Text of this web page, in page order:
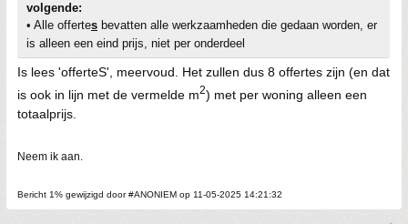
volgende:
• Alle offertes bevatten alle werkzaamheden die gedaan worden, er
is alleen een eind prijs, niet per onderdeel
Is lees 'offerteS', meervoud. Het zullen dus 8 offertes zijn (en dat
is ook in lijn met de vermelde m2) met per woning alleen een
totaalprijs.
Neem ik aan.
Bericht 1% gewijzigd door #ANONIEM op 11-05-2025 14:21:32